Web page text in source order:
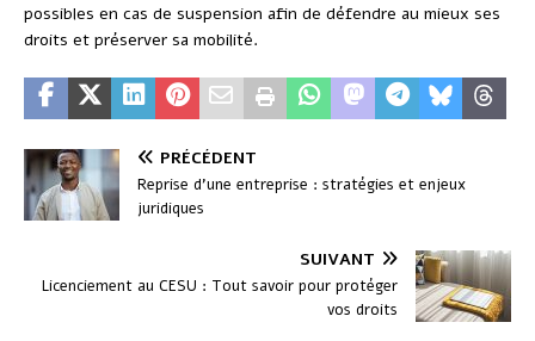
possibles en cas de suspension afin de défendre au mieux ses
droits et préserver sa mobilité.
PRÉCÉDENT
Reprise d’une entreprise : stratégies et enjeux
juridiques
SUIVANT
Licenciement au CESU : Tout savoir pour protéger
vos droits